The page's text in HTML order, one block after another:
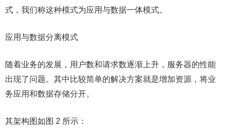
式，我们称这种模式为应用与数据一体模式。
应用与数据分离模式
随着业务的发展，用户数和请求数逐渐上升，服务器的性能
出现了问题。其中比较简单的解决方案就是增加资源，将业
务应用和数据存储分开。
其架构图如图 2 所示：